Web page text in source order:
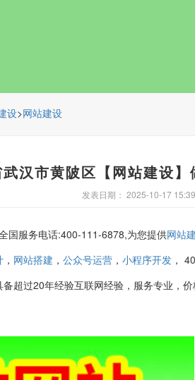
设> 网站建设
汉市黄陂区【网站建设
发表日期： 2025-10-17
国服务电话:400-111-6878,为您提供网站
， 网站搭建 ， 公众号运营 ， 小程序开发 ，
超过20年经验互联网经验，服务专业，价